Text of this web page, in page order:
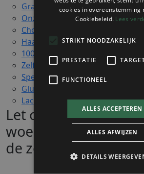
Granola en crackers
Onze specialiteiten
Chocolade
Haarlemmermeer cadeau ideeën
100% volkoren
Zelf af te bakken
Spelt
Glutenvrij
Lactosevrij
Let op! Op maandag
woensdagmiddag
de zomervakantie!
cookies in overeenstemming
Cookiebeleid. Lees
STRIKT NOODZAKELIJK
PRESTATIE
FUNCTIONEEL
ALLES ACCEPTEREN
ALLES AFWIJZEN
DETAILS